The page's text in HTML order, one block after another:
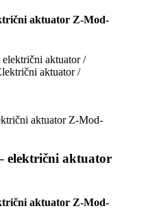
aktuator Z-Mod-
aktuator /
aktuator /
električni aktuator
aktuator Z-Mod-